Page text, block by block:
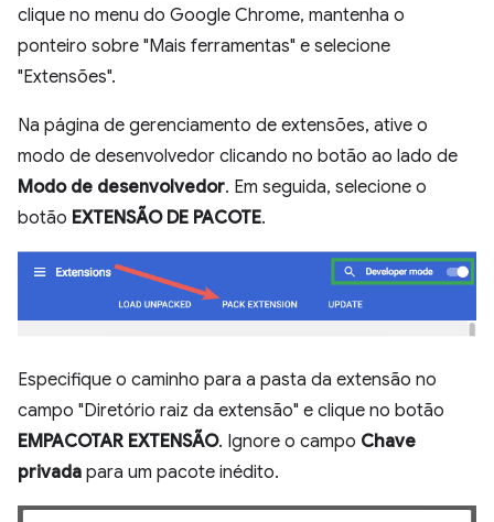
clique no menu do Google Chrome, mantenha o
ponteiro sobre "Mais ferramentas" e selecione
"Extensões".
Na página de gerenciamento de extensões, ative o
modo de desenvolvedor clicando no botão ao lado de
Modo de desenvolvedor. Em seguida, selecione o
botão EXTENSÃO DE PACOTE.
Especifique o caminho para a pasta da extensão no
campo "Diretório raiz da extensão" e clique no botão
EMPACOTAR EXTENSÃO. Ignore o campo Chave
privada para um pacote inédito.